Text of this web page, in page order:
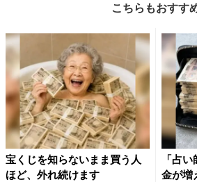
こちらもおすす
宝くじを知らないまま買う人
ほど、外れ続けます
「占
金が増